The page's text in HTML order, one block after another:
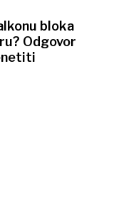
bloka
Odgovor